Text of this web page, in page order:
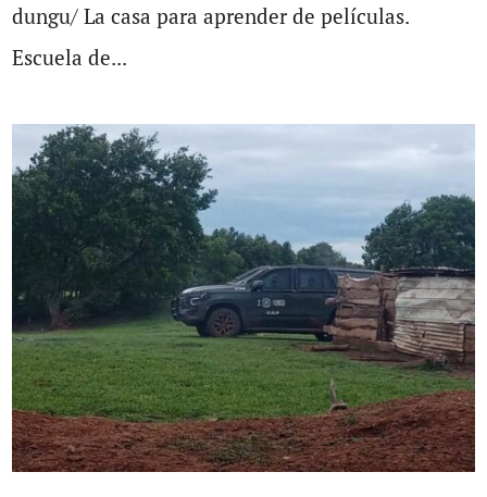
dungu/ La casa para aprender de películas.
Escuela de...